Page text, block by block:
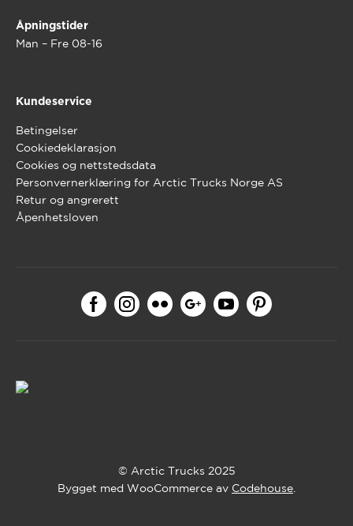
Åpningstider
Man – Fre 08-16
Kundeservice
Betingelser
Cookiedeklarasjon
Cookies og nettstedsdata
Personvernerklæring for Arctic Trucks Norge AS
Retur og angrerett
Åpenhetsloven
© Arctic Trucks 2025
Bygget med WooCommerce av Codehouse